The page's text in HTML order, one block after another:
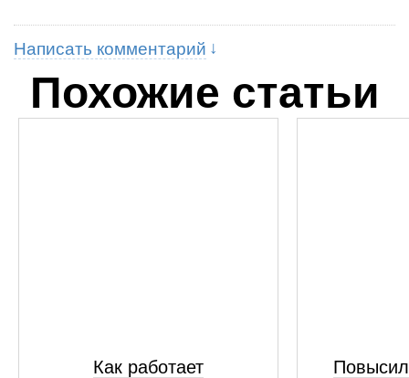
Написать комментарий
Похожие статьи
Как работает